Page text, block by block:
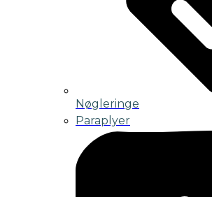
Nøgleringe
Paraplyer